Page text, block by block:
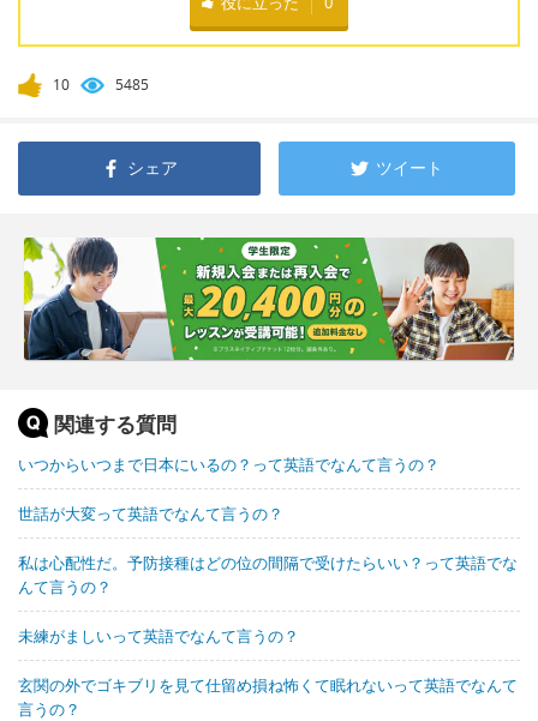
10 5485
シェア ツイート
関連する質問
いつからいつまで日本にいるの？って英語でなんて言うの？
世話が大変って英語でなんて言うの？
私は心配性だ。予防接種はどの位の間隔で受けたらいい？って英語でな
んて言うの？
未練がましいって英語でなんて言うの？
玄関の外でゴキブリを見て仕留め損ね怖くて眠れないって英語でなんて
言うの？